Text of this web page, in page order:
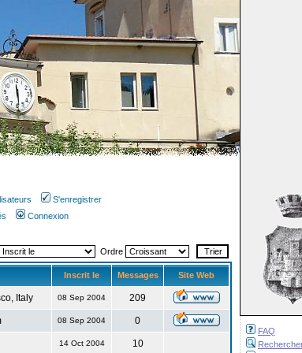
FAQ
S'enregistrer
Connexion
Ordre
Inscrit le Messages Site Web
Italy 08 Sep 2004 209
08 Sep 2004 0
14 Oct 2004 10